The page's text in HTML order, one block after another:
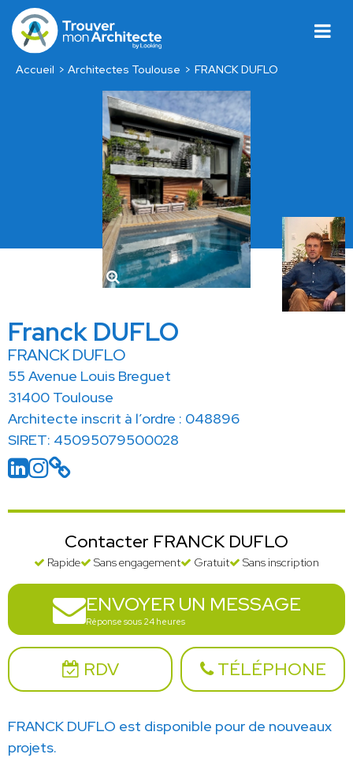
Accueil Architectes Toulouse FRANCK DUFLO
Franck DUFLO
FRANCK DUFLO
55 Avenue Louis Breguet
31400 Toulouse
Architecte inscrit à l’ordre : 048896
SIRET: 45095079500028
Contacter FRANCK DUFLO
Rapide Sans engagement Gratuit Sans inscription
ENVOYER UN MESSAGE
Réponse sous 24 heures
RDV TÉLÉPHONE
FRANCK DUFLO est disponible pour de nouveaux
projets.